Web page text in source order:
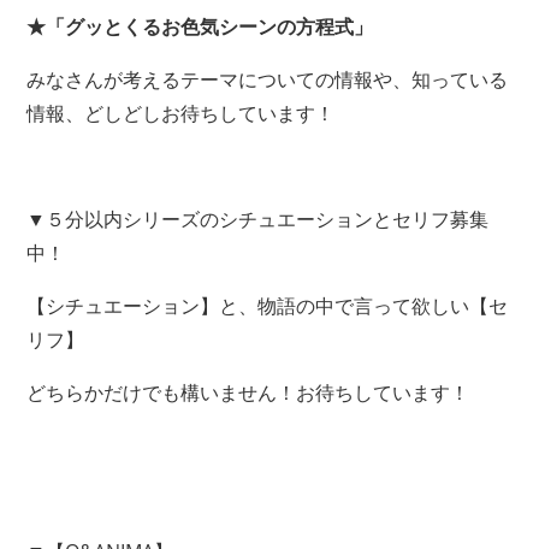
★「グッとくるお色気シーンの方程式」
みなさんが考えるテーマについての情報や、知っている
情報、どしどしお待ちしています！
▼５分以内シリーズのシチュエーションとセリフ募集
中！
【シチュエーション】と、物語の中で言って欲しい【セ
リフ】
どちらかだけでも構いません！お待ちしています！